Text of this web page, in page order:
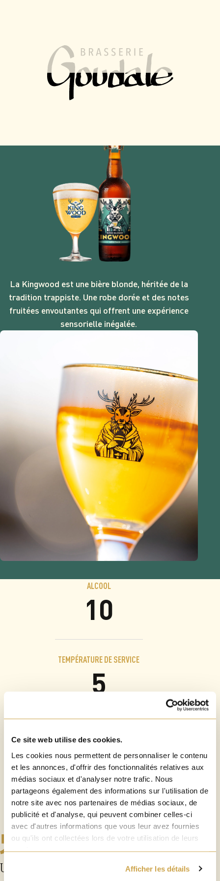
Ce site web utilise des cookies.
Les cookies nous permettent de personnaliser le contenu
et les annonces, d'offrir des fonctionnalités relatives aux
médias sociaux et d'analyser notre trafic. Nous
partageons également des informations sur l'utilisation de
notre site avec nos partenaires de médias sociaux, de
publicité et d'analyse, qui peuvent combiner celles-ci
avec d'autres informations que vous leur avez fournies
ou qu'ils ont collectées lors de votre utilisation de leurs
Afficher les détails
Nos autres bières
Kingwood
La Kingwood est une bière blonde, héritée de la
tradition trappiste. Une robe dorée et des notes
fruitées envoutantes qui offrent une expérience
sensorielle inégalée.
ALCOOL
10
TEMPÉRATURE DE SERVICE
5
Blonde
Une robe lumineuse jaune d'or, un nez